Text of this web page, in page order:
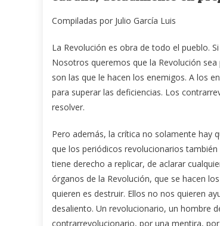
Compiladas por Julio García Luis
La Revolución es obra de todo el pueblo.
Nosotros queremos que la Revolución
son las que le hacen los enemigos. A los
para superar las deficiencias. Los
resolver.
Pero además, la crítica no solamente hay
que los periódicos revolucionarios
tiene derecho a replicar, de aclarar
órganos de la Revolución, que se hacen
quieren es destruir. Ellos no nos quieren
desaliento. Un revolucionario, un hombre
contrarrevolucionario, por una mentira,